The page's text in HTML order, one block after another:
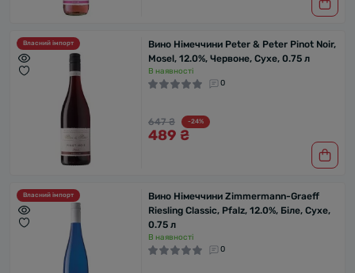
Власний імпорт
Вино Німеччини Peter & Peter Pinot Noir,
Mosel, 12.0%, Червоне, Сухе, 0.75 л
В наявності
0
647 ₴ -24%
489 ₴
Власний імпорт
Вино Німеччини Zimmermann-Graeff
Riesling Classic, Pfalz, 12.0%, Біле, Сухе,
0.75 л
В наявності
0